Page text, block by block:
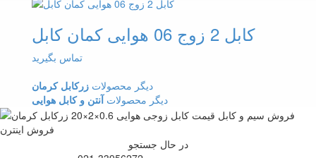
کابل 2 زوج 06 هوایی کمان کابل
تماس بگیرید
دیگر محصولات زرکابل کرمان
دیگر محصولاتآنتن و کابل هوایی
در حال جستجو